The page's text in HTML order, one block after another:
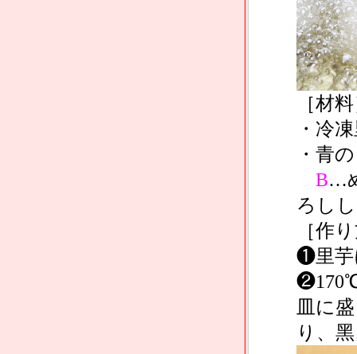
［材
・冷
・⻘
B…
ろし
［作
❶⾥芋
⽫に
り、